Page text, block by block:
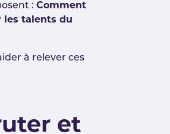
: Comment
les talents du
à relever ces
et